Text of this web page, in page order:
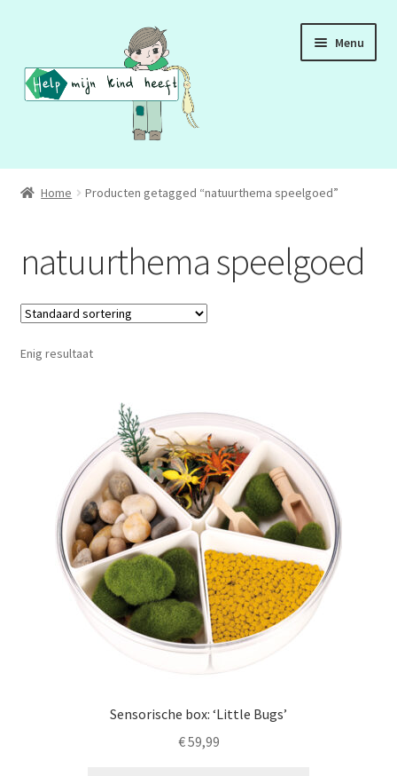
naar
navigatie
de
inhoud
Menu
ADD
ASS
DCD
HSP
SCHOLEN
KOOPJES
Home Producten getagged “natuurthema speelgoed”
natuurthema speelgoed
Enig resultaat
Sensorische box: ‘Little Bugs’
€59,99